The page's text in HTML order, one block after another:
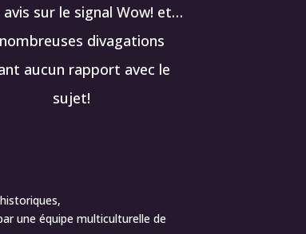
sur le signal Wow! et…
divagations
aucun rapport avec le
sujet!
une équipe multiculturelle de